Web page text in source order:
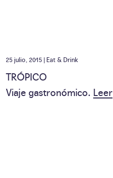
25 julio, 2015 | Eat & Drink
TRÓPICO
Viaje gastronómico. Leer